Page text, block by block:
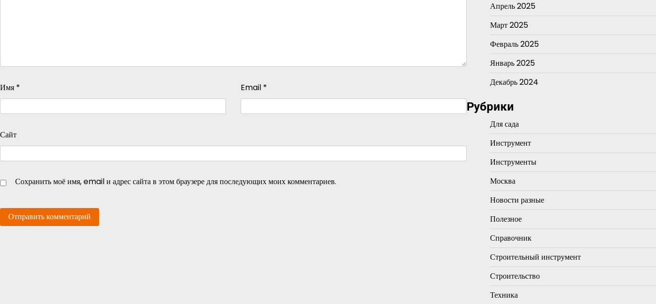
Имя * Email *
Сайт
Сохранить моё имя, email и адрес сайта в этом браузере для последующих моих комментариев.
Апрель 2025
Март 2025
Февраль 2025
Январь 2025
Декабрь 2024
Рубрики
Для сада
Инструмент
Инструменты
Москва
Новости разные
Полезное
Справочник
Строительный инструмент
Строительство
Техника